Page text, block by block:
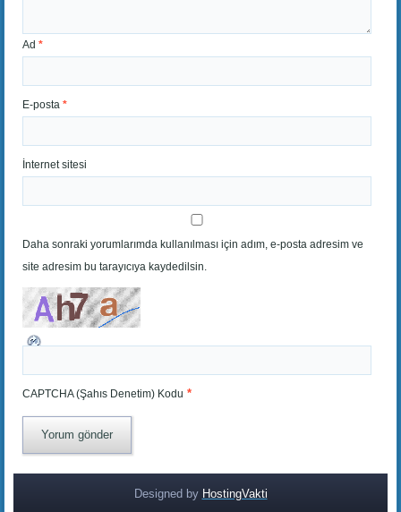
Ad*
E-posta*
İnternet sitesi
Daha sonraki yorumlarımda kullanılması için adım, e-posta adresim ve
site adresim bu tarayıcıya kaydedilsin.
CAPTCHA (Şahıs Denetim) Kodu *
Designed by HostingVakti